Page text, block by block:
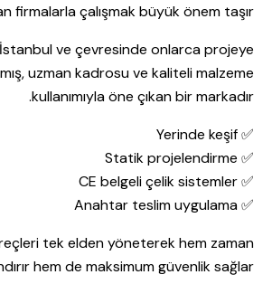
firmalarla çalışmak büyük önem taşır.
ve çevresinde onlarca projeye
uzman kadrosu ve kaliteli malzeme
kullanımıyla öne çıkan bir markadır.
✅ Yerinde keşif
✅ Statik projelendirme
✅ CE belgeli çelik sistemler
✅ Anahtar teslim uygulama
tek elden yöneterek hem zaman
hem de maksimum güvenlik sağlar.